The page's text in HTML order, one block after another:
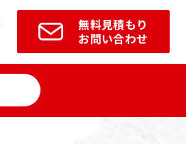
無料見積もり
お問い合わせ